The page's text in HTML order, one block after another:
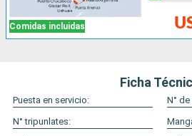
Comidas incluidas
Ficha
Puesta en servicio:
N°
N° tripunlates: